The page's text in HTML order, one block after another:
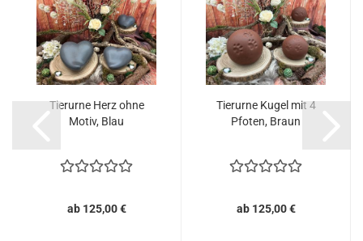
Tierurne Herz ohne
Motiv, Blau
ab 125,00 €
Tierurne Kugel mit 4
Pfoten, Braun
ab 125,00 €